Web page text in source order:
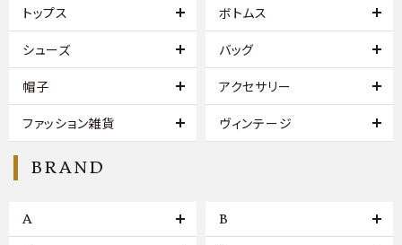
トップス ボトムス
シューズ バッグ
帽子 アクセサリー
ファッション雑貨 ヴィンテージ
BRAND
A B